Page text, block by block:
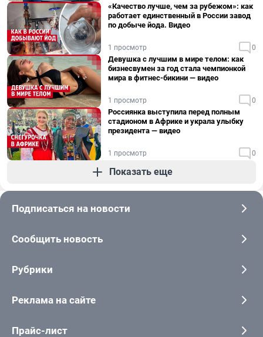
«Качество лучше, чем за рубежом»: как
работает единственный в России завод
по добыче йода. Видео
1 просмотр 0
Девушка с лучшим в мире телом: как
бизнесвумен за год стала чемпионкой
мира в фитнес-бикини — видео
1 просмотр 0
Россиянка выступила перед полным
стадионом в Африке и украла улыбку
президента — видео
1 просмотр 0
Показать еще
Подписаться на новости
Сообщить новость
Рубрики
Реклама на сайте
Прайс-лист